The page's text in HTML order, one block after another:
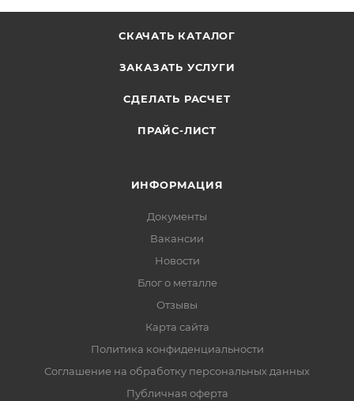
СКАЧАТЬ КАТАЛОГ
ЗАКАЗАТЬ УСЛУГИ
СДЕЛАТЬ РАСЧЕТ
ПРАЙС-ЛИСТ
ИНФОРМАЦИЯ
Документы
Вакансии
Новости
Блог о металле
Отзывы
Карта сайта
Политика конфиденциальности
Соглашение на обработку персональных данных
Публичная оферта